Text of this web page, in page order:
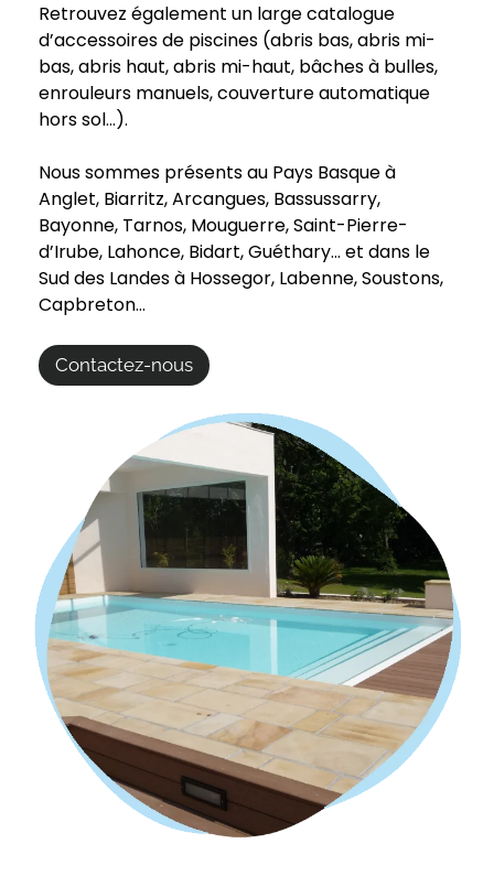
Retrouvez également un large catalogue
d’accessoires de piscines (abris bas, abris mi-
bas, abris haut, abris mi-haut, bâches à bulles,
enrouleurs manuels, couverture automatique
hors sol…).
Nous sommes présents au Pays Basque à
Anglet, Biarritz, Arcangues, Bassussarry,
Bayonne, Tarnos, Mouguerre, Saint-Pierre-
d’Irube, Lahonce, Bidart, Guéthary… et dans le
Sud des Landes à Hossegor, Labenne, Soustons,
Capbreton…
Contactez-nous